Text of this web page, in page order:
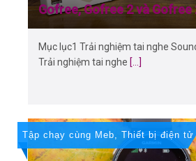
Gofree, Gofree 2 và Gofree
Mục lục1 Trải nghiệm tai nghe
Trải nghiệm tai nghe [...]
Tập chạy cùng Meb, Thiết bị điện tử